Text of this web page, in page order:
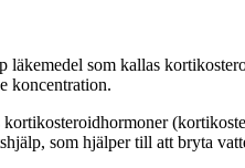
som kallas
koncentration.
som hjälper till att bryta